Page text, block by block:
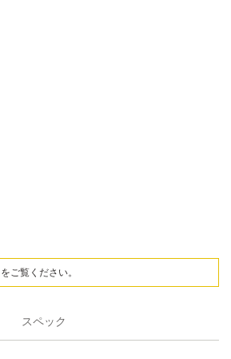
をご覧ください。
スペック